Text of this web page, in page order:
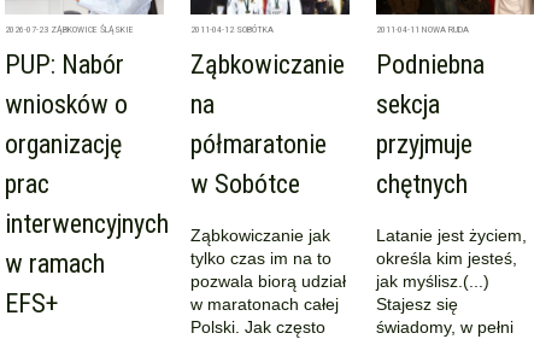
2026-07-23 ZĄBKOWICE ŚLĄSKIE
PUP: Nabór
wniosków o
organizację
prac
interwencyjnych
w ramach
EFS+
2011-04-12 SOBÓTKA
Ząbkowiczanie
na
półmaratonie
w Sobótce
Ząbkowiczanie jak
tylko czas im na to
pozwala biorą udział
w maratonach całej
Polski. Jak często
2011-04-11 NOWA RUDA
Podniebna
sekcja
przyjmuje
chętnych
Latanie jest życiem,
określa kim jesteś,
jak myślisz.(...)
Stajesz się
świadomy, w pełni